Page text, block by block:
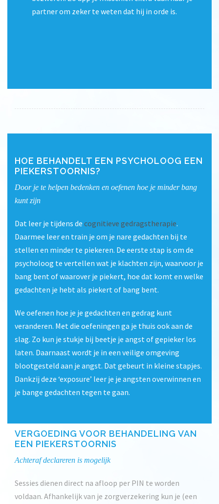
partner om zeker te weten dat hij in orde is.
HOE BEHANDELT EEN PSYCHOLOOG EEN
PIEKERSTOORNIS?
Door je te helpen bedenken en oefenen hoe je minder bang
kunt zijn
Dat leer je tijdens de cognitieve gedragstherapie.
Daarmee leer en train je om je nare gedachten bij te
stellen en minder te piekeren. De eerste stap is om de
psycholoog te vertellen wat je klachten zijn, waarvoor je
bang bent of waarover je piekert, hoe dat komt en welke
gedachten je hebt als piekert of bang bent.
We oefenen hoe je je gedachten en gedrag kunt
veranderen. Met die oefeningen ga je thuis ook aan de
slag. Zo kun je stukje bij beetje je angst of gepieker los
laten. Daarnaast wordt je in een veilige omgeving
blootgesteld aan je angst. Dat gebeurt in kleine stapjes.
Dankzij deze ‘exposure’ leer je je angsten overwinnen en
je bange gedachten tegen te gaan.
VERGOEDING VOOR BEHANDELING VAN
EEN PIEKERSTOORNIS
Achteraf declareren is mogelijk
Sessies dienen direct na afloop per PIN te worden
voldaan. Afhankelijk van je zorgverzekering kun je (een